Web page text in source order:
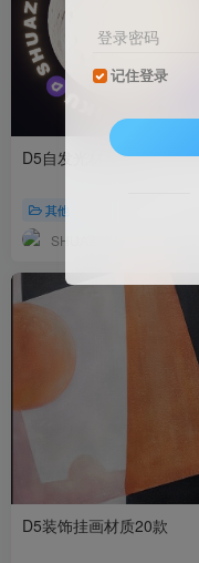
D5自发光材质2款
其他
SHUAZIKU
D5装饰挂画材质20款
登录密码
记住登录